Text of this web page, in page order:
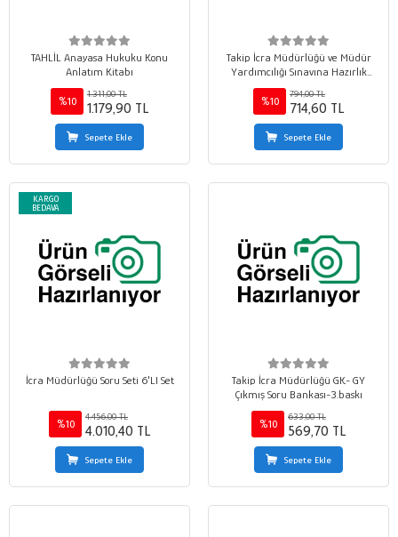
TAHLİL Anayasa Hukuku Konu
Anlatım Kitabı
%10
1.311,00 TL
1.179,90 TL
Sepete Ekle
Takip İcra Müdürlüğü ve Müdür
Yardımcılığı Sınavına Hazırlık
Mevzuat Kitabı
%10
794,00 TL
714,60 TL
Sepete Ekle
KARGO
BEDAVA
İcra Müdürlüğü Soru Seti 6'LI Set
%10
4.456,00 TL
4.010,40 TL
Sepete Ekle
Takip İcra Müdürlüğü GK- GY
Çıkmış Soru Bankası-3.baskı
%10
633,00 TL
569,70 TL
Sepete Ekle